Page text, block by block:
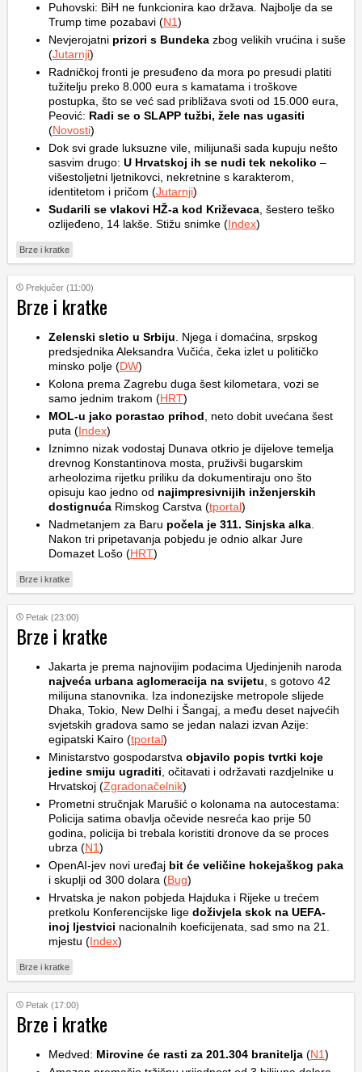
Puhovski: BiH ne funkcionira kao država. Najbolje da se
Trump time pozabavi (N1)
Nevjerojatni prizori s Bundeka zbog velikih vrućina i suše
(Jutarnji)
Radničkoj fronti je presuđeno da mora po presudi platiti
tužitelju preko 8.000 eura s kamatama i troškove
postupka, što se već sad približava svoti od 15.000 eura,
Peović: Radi se o SLAPP tužbi, žele nas ugasiti
(Novosti)
Dok svi grade luksuzne vile, milijunaši sada kupuju nešto
sasvim drugo: U Hrvatskoj ih se nudi tek nekoliko –
višestoljetni ljetnikovci, nekretnine s karakterom,
identitetom i pričom (Jutarnji)
Sudarili se vlakovi HŽ-a kod Križevaca , šestero teško
ozlijeđeno, 14 lakše. Stižu snimke (Index)
Brze i kratke
Prekjučer (11:00)
Brze i kratke
Zelenski sletio u Srbiju . Njega i domaćina, srpskog
predsjednika Aleksandra Vučića, čeka izlet u političko
minsko polje (DW)
Kolona prema Zagrebu duga šest kilometara, vozi se
samo jednim trakom (HRT)
MOL-u jako porastao prihod , neto dobit uvećana šest
puta (Index)
Iznimno nizak vodostaj Dunava otkrio je dijelove temelja
drevnog Konstantinova mosta, pruživši bugarskim
arheolozima rijetku priliku da dokumentiraju ono što
opisuju kao jedno od najimpresivnijih inženjerskih
dostignuća Rimskog Carstva (tportal)
Nadmetanjem za Baru počela je 311. Sinjska alka
Nakon tri pripetavanja pobjedu je odnio alkar Jure
Domazet Lošo (HRT)
Brze i kratke
Petak (23:00)
Brze i kratke
Jakarta je prema najnovijim podacima Ujedinjenih naroda
najveća urbana aglomeracija na svijetu , s gotovo 42
milijuna stanovnika. Iza indonezijske metropole slijede
Dhaka, Tokio, New Delhi i Šangaj, a među deset najvećih
svjetskih gradova samo se jedan nalazi izvan Azije:
egipatski Kairo (tportal)
Ministarstvo gospodarstva objavilo popis tvrtki koje
jedine smiju ugraditi , očitavati i održavati razdjelnike u
Hrvatskoj (Zgradonačelnik)
Prometni stručnjak Marušić o kolonama na autocestama:
Policija satima obavlja očevide nesreća kao prije 50
godina, policija bi trebala koristiti dronove da se proces
ubrza (N1)
OpenAI-jev novi uređaj bit će veličine hokejaškog paka
i skuplji od 300 dolara (Bug)
Hrvatska je nakon pobjeda Hajduka i Rijeke u trećem
pretkolu Konferencijske lige doživjela skok na UEFA-
inoj ljestvici nacionalnih koeficijenata, sad smo na 21.
mjestu (Index)
Brze i kratke
Petak (17:00)
Brze i kratke
Medved: Mirovine će rasti za 201.304 branitelja (N1)